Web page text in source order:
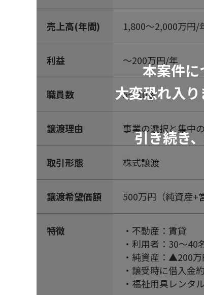
本案件に
大変恐れ入
引き続き
売上高(年間) 1,800～2,000万円/
利益 ～200万円/年
職員数 5～10名
譲渡理由 事業の選択と集中
取引形態 株式譲渡
譲渡希望価額 500万円（純資産+
特徴
・不動産：賃貸
・利用者：30～40
・純資産：▲200
・譲受時に借入金
・福祉用具レンタ